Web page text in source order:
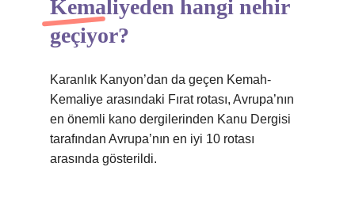
Kemaliyeden hangi nehir
geçiyor?
Karanlık Kanyon’dan da geçen Kemah-
Kemaliye arasındaki Fırat rotası, Avrupa’nın
en önemli kano dergilerinden Kanu Dergisi
tarafından Avrupa’nın en iyi 10 rotası
arasında gösterildi.